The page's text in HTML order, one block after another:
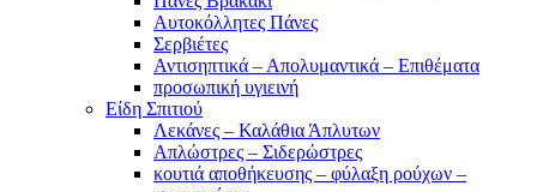
Αυτοκόλλητες Πάνες
Σερβιέτες
Αντισηπτικά – Απολυμαντικά – Επιθέματα
προσωπική υγιεινή
Είδη Σπιτιού
Λεκάνες – Καλάθια Άπλυτων
Απλώστρες – Σιδερώστρες
κουτιά αποθήκευσης – φύλαξη ρούχων –